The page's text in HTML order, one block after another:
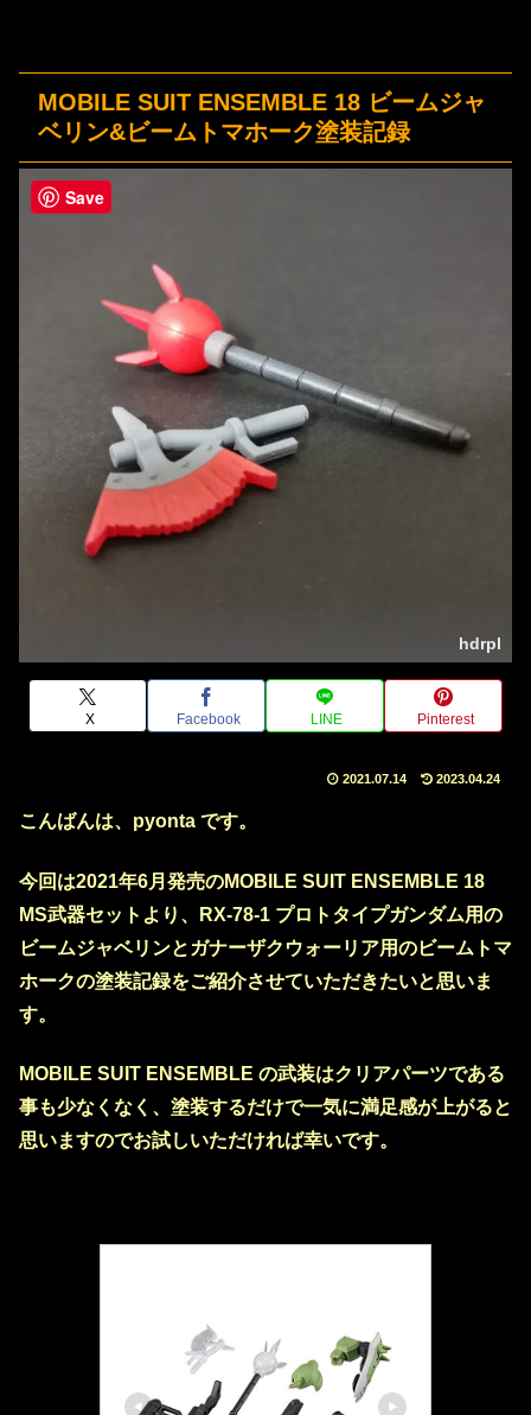
MOBILE SUIT ENSEMBLE 18 ビームジャ
ベリン&ビームトマホーク塗装記録
hdrpl
X Facebook LINE Pinterest
2021.07.14 2023.04.24
こんばんは、pyonta です。
今回は2021年6月発売のMOBILE SUIT ENSEMBLE 18
MS武器セットより、RX-78-1 プロトタイプガンダム用の
ビームジャベリンとガナーザクウォーリア用のビームトマ
ホークの塗装記録をご紹介させていただきたいと思いま
す。
MOBILE SUIT ENSEMBLE の武装はクリアパーツである
事も少なくなく、塗装するだけで一気に満足感が上がると
思いますのでお試しいただければ幸いです。
Save